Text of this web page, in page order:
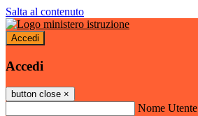
Salta al contenuto
Accedi
Accedi
button close ×
Nome Utente